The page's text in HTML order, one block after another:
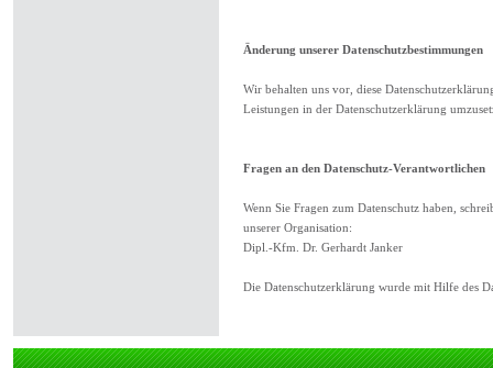
Änderung unserer Datenschutzbestimmungen
Wir behalten uns vor, diese
Leistungen in der Datenschutzerklärung
Fragen an den Datenschutz-Verantwortlichen
Wenn Sie Fragen zum Datenschutz haben,
unserer Organisation:
Dipl.-Kfm. Dr. Gerhardt Janker
Die Datenschutzerklärung wurde mit Hilfe des